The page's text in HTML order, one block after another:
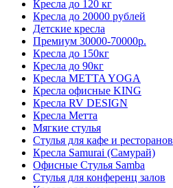
Кресла до 120 кг
Кресла до 20000 рублей
Детские кресла
Премиум 30000-70000р.
Кресла до 150кг
Кресла до 90кг
Кресла METTA YOGA
Кресла офисные KING
Кресла RV DESIGN
Кресла Метта
Мягкие стулья
Стулья для кафе и ресторанов
Кресла Samurai (Самурай)
Офисные Стулья Samba
Стулья для конференц залов